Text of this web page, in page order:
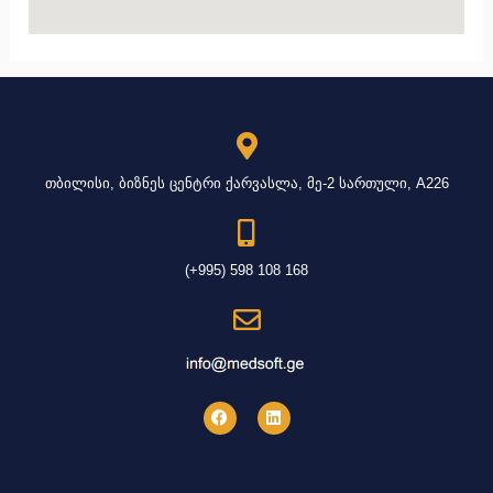
თბილისი, ბიზნეს ცენტრი ქარვასლა, მე-2 სართული, A226
(+995) 598 108 168
F
a
c
L
i
n